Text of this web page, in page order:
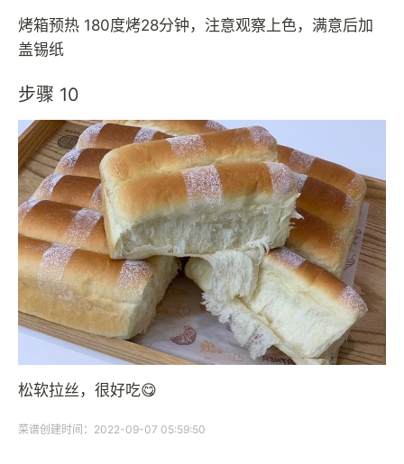
烤箱预热 180度烤28分钟，注意观察上色，满意后加
盖锡纸
步骤 10
松软拉丝，很好吃😋
菜谱创建时间：2022-09-07 05:59:50